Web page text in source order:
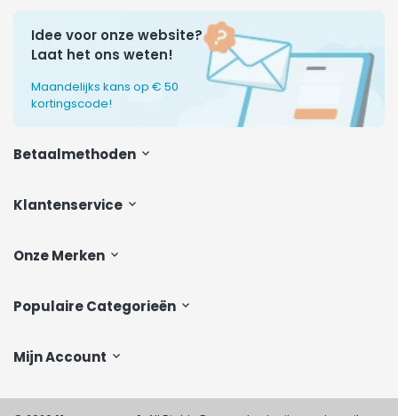
Klantenservice
Onze Merken
Populaire Categorieën
Mijn Account
Idee voor onze website?
Laat het ons weten!
Maandelijks kans op € 50
kortingscode!
Betaalmethoden